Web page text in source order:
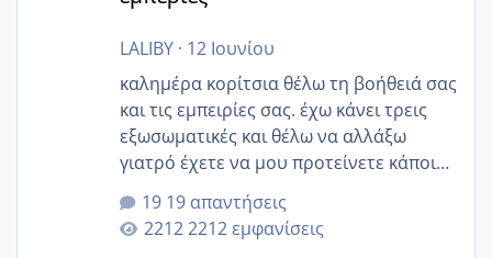
LALIBY· 12 Ιουνίου
καλημέρα κορίτσια θέλω τη βοήθειά σας
και τις εμπειρίες σας. έχω κάνει τρεις
εξωσωματικές και θέλω να αλλάξω
γιατρό έχετε να μου προτείνετε κάποιον
που μείνατε ευχαριστημένες και είχατε
επιιτυχία? έκανα στο υγεία με τον
ζερβομανωλάκη (δεν το εψαξε καθόλου
19 απαντήσεις
2212 εμφανίσεις